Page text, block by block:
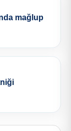
mağlup